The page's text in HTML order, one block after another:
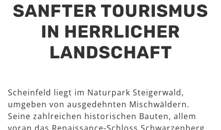
SANFTER TOURISMUS
IN HERRLICHER
LANDSCHAFT
Scheinfeld liegt im Naturpark Steigerwald,
umgeben von ausgedehnten Mischwäldern.
Seine zahlreichen historischen Bauten, allem